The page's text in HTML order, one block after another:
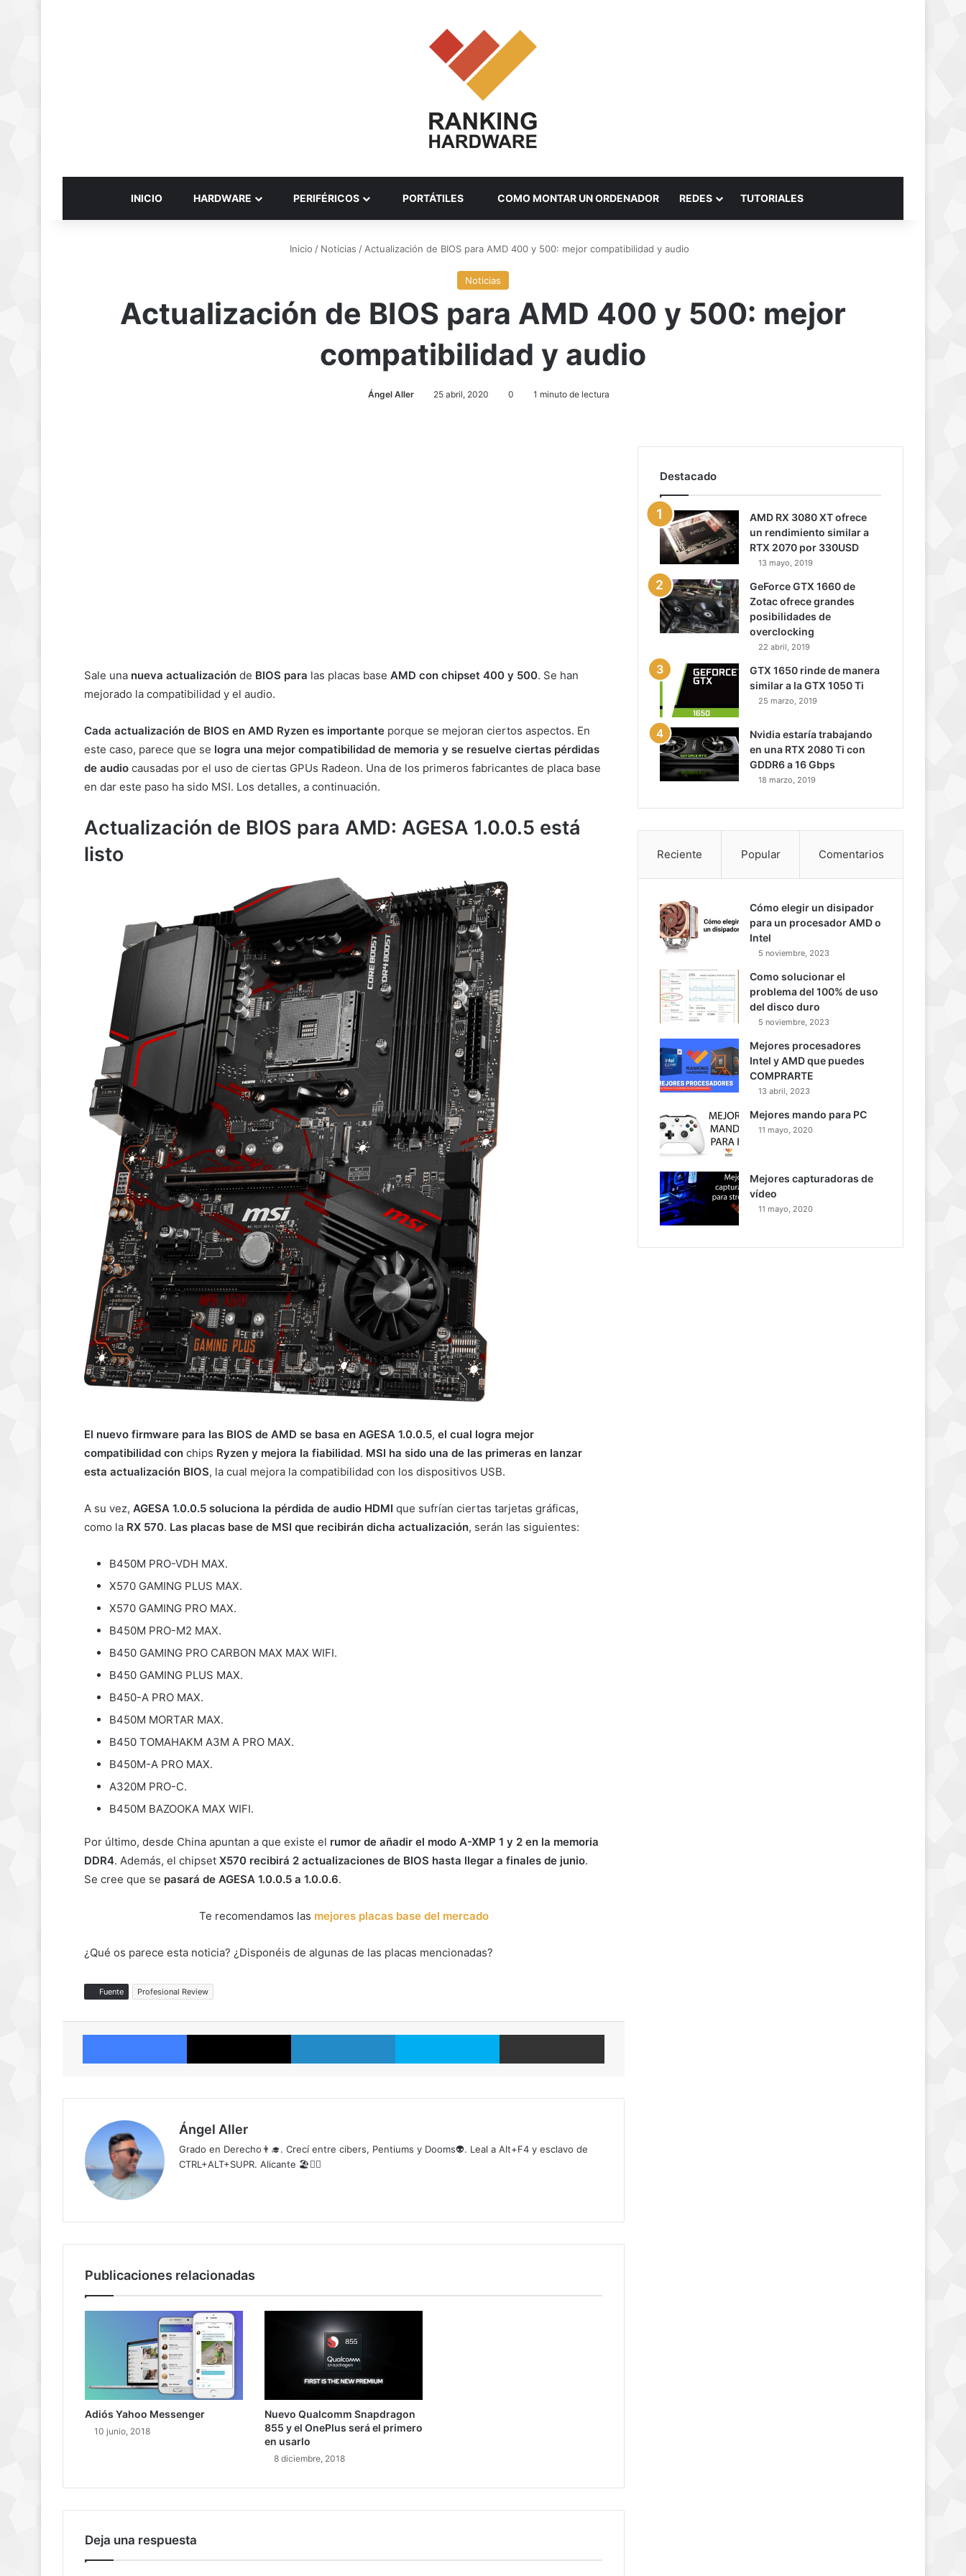
INICIO HARDWARE PERIFÉRICOS PORTÁTILES COMO MONTAR UN ORDENADOR REDES TUTORIALES
Inicio / Noticias / Actualización de BIOS para AMD 400 y 500: mejor compatibilidad y audio
Noticias
Actualización de BIOS para AMD 400 y 500: mejor
compatibilidad y audio
Ángel Aller 25 abril, 2020 0 1 minuto de lectura
Sale una nueva actualización de BIOS para las placas base AMD con chipset 400 y 500. Se han
mejorado la compatibilidad y el audio.
Cada actualización de BIOS en AMD Ryzen es importante porque se mejoran ciertos aspectos. En
este caso, parece que se logra una mejor compatibilidad de memoria y se resuelve ciertas pérdidas
de audio causadas por el uso de ciertas GPUs Radeon. Una de los primeros fabricantes de placa base
en dar este paso ha sido MSI. Los detalles, a continuación.
Actualización de BIOS para AMD: AGESA 1.0.0.5 está
listo
El nuevo firmware para las BIOS de AMD se basa en AGESA 1.0.0.5, el cual logra mejor
compatibilidad con chips Ryzen y mejora la fiabilidad. MSI ha sido una de las primeras en lanzar
esta actualización BIOS, la cual mejora la compatibilidad con los dispositivos USB.
A su vez, AGESA 1.0.0.5 soluciona la pérdida de audio HDMI que sufrían ciertas tarjetas gráficas,
como la RX 570. Las placas base de MSI que recibirán dicha actualización, serán las siguientes:
B450M PRO-VDH MAX.
X570 GAMING PLUS MAX.
X570 GAMING PRO MAX.
B450M PRO-M2 MAX.
B450 GAMING PRO CARBON MAX MAX WIFI.
B450 GAMING PLUS MAX.
B450-A PRO MAX.
B450M MORTAR MAX.
B450 TOMAHAKM A3M A PRO MAX.
B450M-A PRO MAX.
A320M PRO-C.
B450M BAZOOKA MAX WIFI.
Por último, desde China apuntan a que existe el rumor de añadir el modo A-XMP 1 y 2 en la memoria
DDR4. Además, el chipset X570 recibirá 2 actualizaciones de BIOS hasta llegar a finales de junio.
Se cree que se pasará de AGESA 1.0.0.5 a 1.0.0.6.
Te recomendamos las mejores placas base del mercado
¿Qué os parece esta noticia? ¿Disponéis de algunas de las placas mencionadas?
Fuente Profesional Review
Facebook X LinkedIn Skype
Ángel Aller
Grado en Derecho👨‍🎓. Crecí entre cibers, Pentiums y Dooms👽. Leal a Alt+F4 y esclavo de
CTRL+ALT+SUPR. Alicante 🏖️🧗‍♂️
dIn
Publicaciones relacionadas
Adiós Yahoo Messenger
10 junio, 2018
Nuevo Qualcomm Snapdragon
855 y el OnePlus será el primero
en usarlo
8 diciembre, 2018
Deja una respuesta
Destacado
AMD RX 3080 XT ofrece
un rendimiento similar a
RTX 2070 por 330USD
13 mayo, 2019
GeForce GTX 1660 de
Zotac ofrece grandes
posibilidades de
overclocking
22 abril, 2019
GTX 1650 rinde de manera
similar a la GTX 1050 Ti
25 marzo, 2019
Nvidia estaría trabajando
en una RTX 2080 Ti con
GDDR6 a 16 Gbps
18 marzo, 2019
Reciente Popular Comentarios
Cómo elegir un disipador
para un procesador AMD o
Intel
5 noviembre, 2023
Como solucionar el
problema del 100% de uso
del disco duro
5 noviembre, 2023
Mejores procesadores
Intel y AMD que puedes
COMPRARTE
13 abril, 2023
Mejores mando para PC
11 mayo, 2020
Mejores capturadoras de
vídeo
11 mayo, 2020